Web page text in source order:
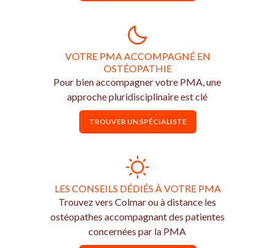
VOTRE PMA ACCOMPAGNÉ EN
OSTÉOPATHIE
Pour bien accompagner votre PMA, une
approche pluridisciplinaire est clé
TROUVER UN SPÉCIALISTE
LES CONSEILS DÉDIÉS À VOTRE PMA
Trouvez vers Colmar ou à distance les
ostéopathes accompagnant des patientes
concernées par la PMA